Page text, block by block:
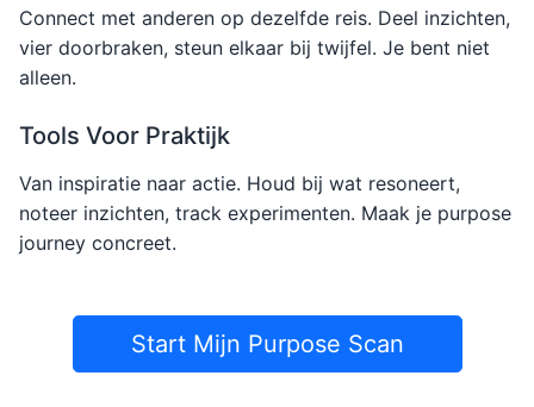
Connect met anderen op dezelfde reis. Deel inzichten,
vier doorbraken, steun elkaar bij twijfel. Je bent niet
alleen.
Tools Voor Praktijk
Van inspiratie naar actie. Houd bij wat resoneert,
noteer inzichten, track experimenten. Maak je purpose
journey concreet.
Start Mijn Purpose Scan